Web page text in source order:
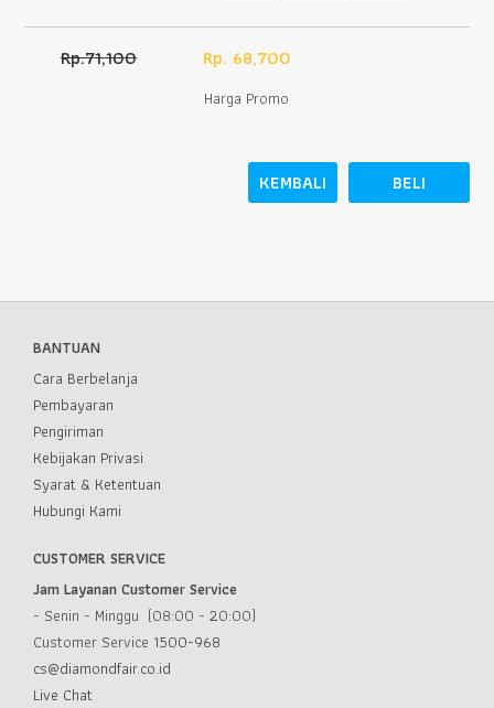
Rp.71,100 Rp. 68,700
Harga Promo
BELI
KEMBALI
BANTUAN
Cara Berbelanja
Pembayaran
Pengiriman
Kebijakan Privasi
Syarat & Ketentuan
Hubungi Kami
CUSTOMER SERVICE
Jam Layanan Customer Service
- Senin - Minggu (08:00 - 20:00)
Customer Service 1500-968
cs@diamondfair.co.id
Live Chat